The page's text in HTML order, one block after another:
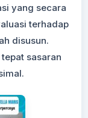
yang secara
terhadap
disusun.
sasaran